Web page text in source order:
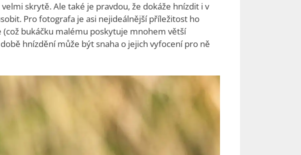
skrytě. Ale také je pravdou, že dokáže hnízdit i v
Pro fotografa je asi nejideálnější příležitost ho
bukáčku malému poskytuje mnohem větší
hnízdění může být snaha o jejich vyfocení pro ně